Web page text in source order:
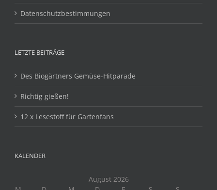
Datenschutzbestimmungen
LETZTE BEITRÄGE
Des Biogärtners Gemüse-Hitparade
Richtig gießen!
12 x Lesestoff für Gartenfans
KALENDER
August 2026